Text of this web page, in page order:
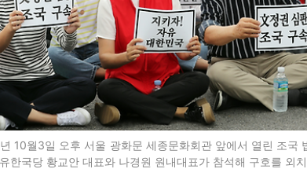
10월3일 오후 서울 광화문 세종문화회관 앞에서 열린 조국
한국당 황교안 대표와 나경원 원내대표가 참석해 구호를 외